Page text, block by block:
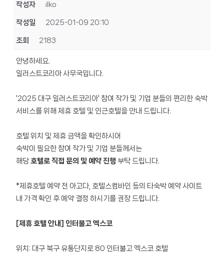
작성자 ilko
작성일 2025-01-09 20:10
조회 2183
안녕하세요.
일러스트코리아 사무국입니다.
'2025 대구 일러스트코리아' 참여 작가 및 기업 분들의 편리한 숙박
서비스를 위해 제휴 호텔 및 인근호텔을 안내 드립니다.
호텔 위치 및 제휴 금액을 확인하시어
숙박이 필요한 참여 작가 및 기업 분들께서는
해당호텔로 직접 문의 및 예약 진행 부탁 드립니다.
*제휴호텔 예약 전 아고다, 호텔스컴바인 등의 타숙박 예약 사이트
내 가격 확인 후 예약 결정 하시기를 권장 드립니다.
[제휴 호텔 안내] 인터불고 엑스코
위치: 대구 북구 유통단지로 80 인터불고 엑스코 호텔